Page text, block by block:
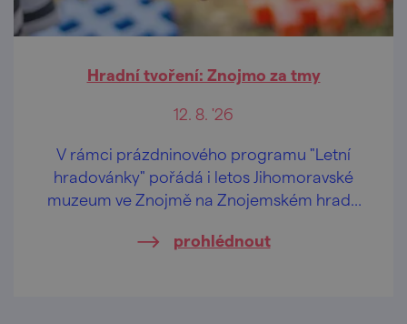
Hradní tvoření: Znojmo za tmy
12. 8. '26
V rámci prázdninového programu "Letní
hradovánky" pořádá i letos Jihomoravské
muzeum ve Znojmě na Znojemském hradě
jejich pra/rodiče.
prohlédnout